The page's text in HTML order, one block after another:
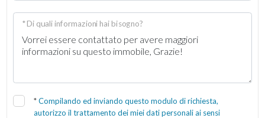
* Di quali informazioni hai bisogno?
*Compilando ed inviando questo modulo di richiesta,
autorizzo il trattamento dei miei dati personali ai sensi